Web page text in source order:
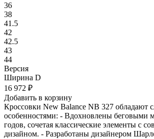
36
38
41.5
42
42.5
43
44
Версия
Ширина D
16 972 ₽
Добавить в корзину
Кроссовки New Balance NB 327 обладают
особенностями: - Вдохновлены беговыми
годов, сочетая классические элементы с
дизайном. - Разработаны дизайнером